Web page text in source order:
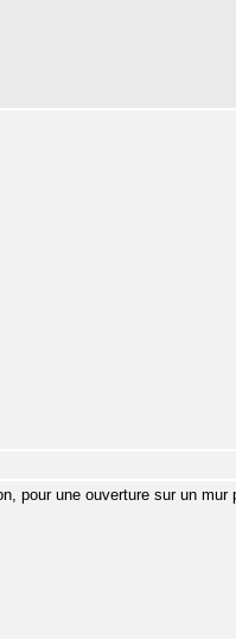
pour une ouverture sur un mur